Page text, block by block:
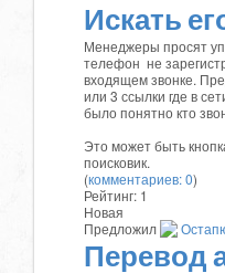
Искать
Менеджеры просят
телефон не
входящем звонке.
или 3 ссылки где в
было понятно кто
Это может быть
поисковик.
(комментариев: 0)
Рейтинг: 1
Новая
Предложил
Перевод